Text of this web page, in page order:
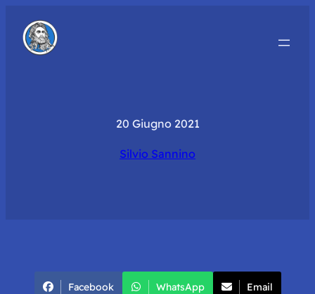
20 Giugno 2021
Silvio Sannino
Facebook WhatsApp Email